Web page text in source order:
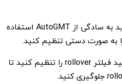
GMT settings: اینجا می‌توانید به سادگی از AutoGMT استفاده
به صورت دستی تنظیم کنید.
Roll over filter: اینجا می‌توانید فیلتر rollover را تنظیم کنید تا